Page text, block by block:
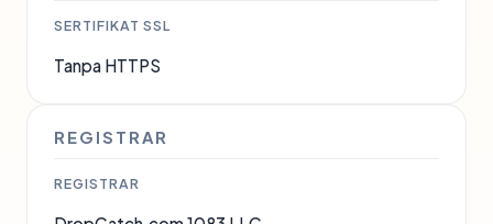
SERTIFIKAT SSL
Tanpa HTTPS
REGISTRAR
REGISTRAR